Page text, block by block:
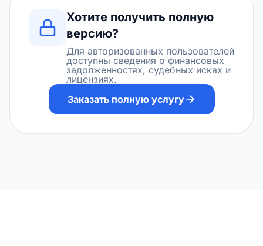
Хотите получить полную
версию?
Для авторизованных пользователей
доступны сведения о финансовых
задолженностях, судебных исках и
лицензиях.
Заказать полную услугу